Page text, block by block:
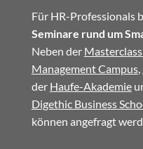
Für HR-Professionals
Seminare rund um
Neben der
Management Campus,
der Haufe-Akademie
Digethic Business
können angefragt